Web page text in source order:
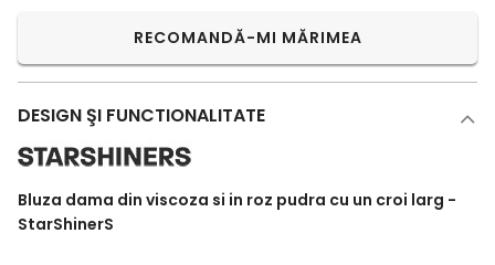
RECOMANDĂ-MI MĂRIMEA
DESIGN ŞI FUNCTIONALITATE
Bluza dama din viscoza si in roz pudra cu un croi larg -
StarShinerS